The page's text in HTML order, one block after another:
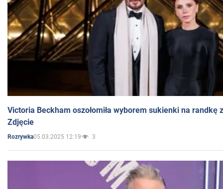
Victoria Beckham oszołomiła wyborem sukienki na randkę
Zdjęcie
Rozrywka05.03.2025 12:19 3